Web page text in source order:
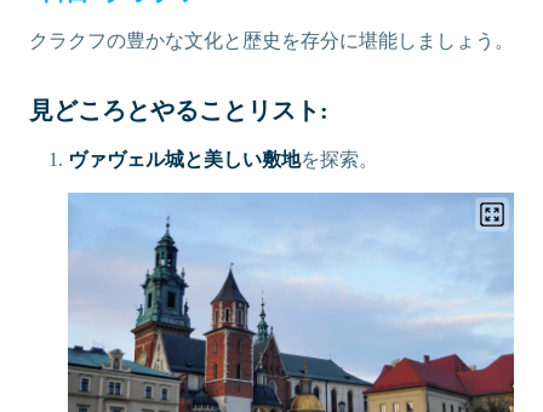
クラクフの豊かな文化と歴史を存分に堪能しましょう。
見どころとやることリスト:
ヴァヴェル城と美しい敷地を探索。